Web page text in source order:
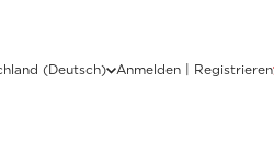
(Deutsch) Anmelden | Registrieren